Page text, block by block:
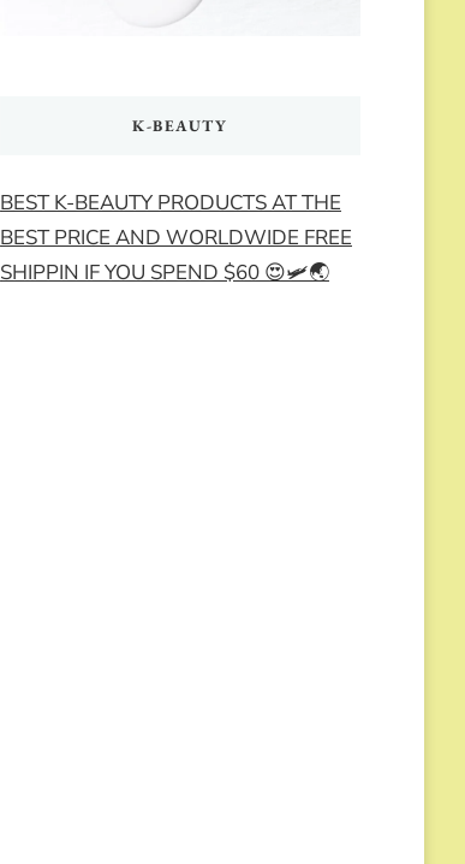
K-BEAUTY
BEST K-BEAUTY PRODUCTS AT THE
BEST PRICE AND WORLDWIDE FREE
SHIPPIN IF YOU SPEND $60 😍🛩️🌏